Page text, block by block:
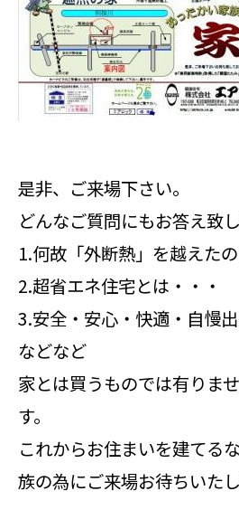
是非、ご来場下さい。
どんなご質問にもお答え致し
1.何故「外断熱」を越えた
2.超省エネ住宅とは・・・
3.安全・安心・快適・自慢
などなど
家とは買うものでは有りま
す。
これからお住まいを建てる
族の為にご来場お待ちいたし